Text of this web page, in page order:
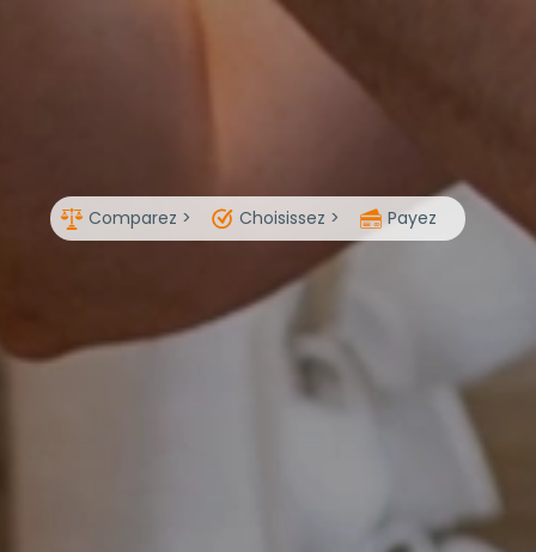
Comparez > Choisissez > Payez